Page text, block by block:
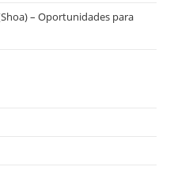
– Oportunidades para